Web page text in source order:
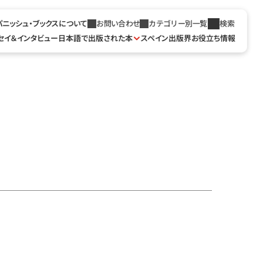
ニッシュ・ブックスについて お問い合わせ カテゴリー別一覧
検索
イ＆インタビュー日本語で出版された本 スペイン出版界お役立ち情報